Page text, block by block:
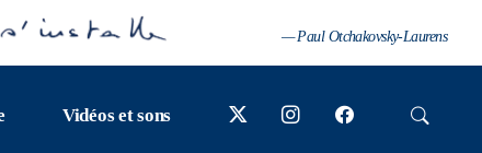
— Paul Otchakovsky-Laurens
Vidéos et sons